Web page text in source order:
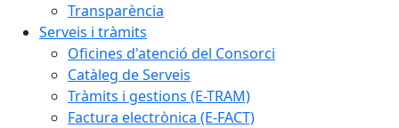
Transparència
Serveis i tràmits
Oficines d'atenció del Consorci
Catàleg de Serveis
Tràmits i gestions (E-TRAM)
Factura electrònica (E-FACT)